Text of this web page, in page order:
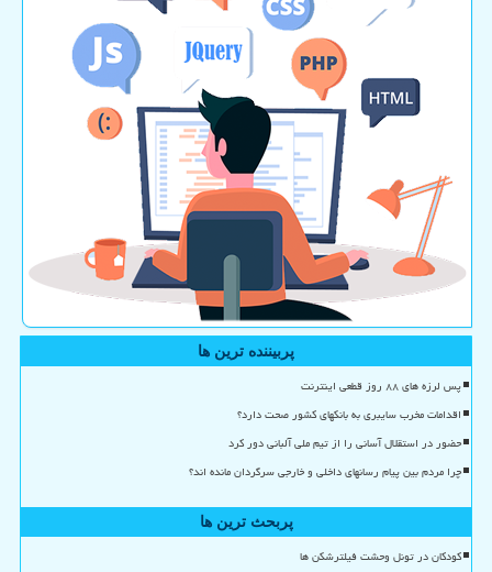
پربیننده ترین ها
پس لرزه های ۸۸ روز قطعی اینترنت
اقدامات مخرب سایبری به بانکهای کشور صحت دارد؟
حضور در استقلال آسانی را از تیم ملی آلبانی دور کرد
چرا مردم بین پیام رسانهای داخلی و خارجی سرگردان مانده اند؟
پربحث ترین ها
کودکان در تونل وحشت فیلترشکن ها